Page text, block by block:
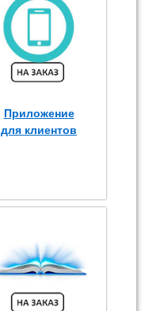
Приложение
для клиентов